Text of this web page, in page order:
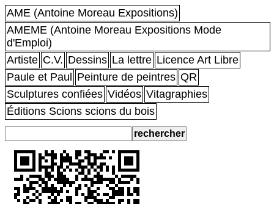
AME (Antoine Moreau Expositions)
AMEME (Antoine Moreau Expositions Mode
d'Emploi)
Artiste C.V. Dessins La lettre Licence Art Libre
Paule et Paul
Peinture de peintres QR
Sculptures confiées Vidéos Vitagraphies
Éditions Scions scions du bois